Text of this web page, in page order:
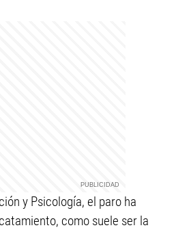
y Psicología, el paro ha
como suele ser la